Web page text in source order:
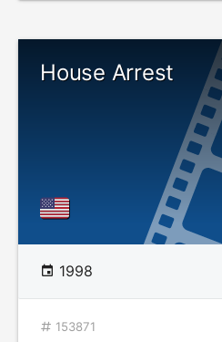
House Arrest
1998
153871